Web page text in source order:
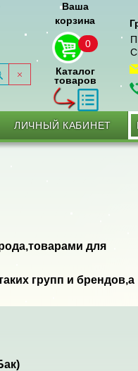
Ваша
корзина
0
Каталог
товаров
ЛИЧНЫЙ КАБИНЕТ
для
групп и брендов,а